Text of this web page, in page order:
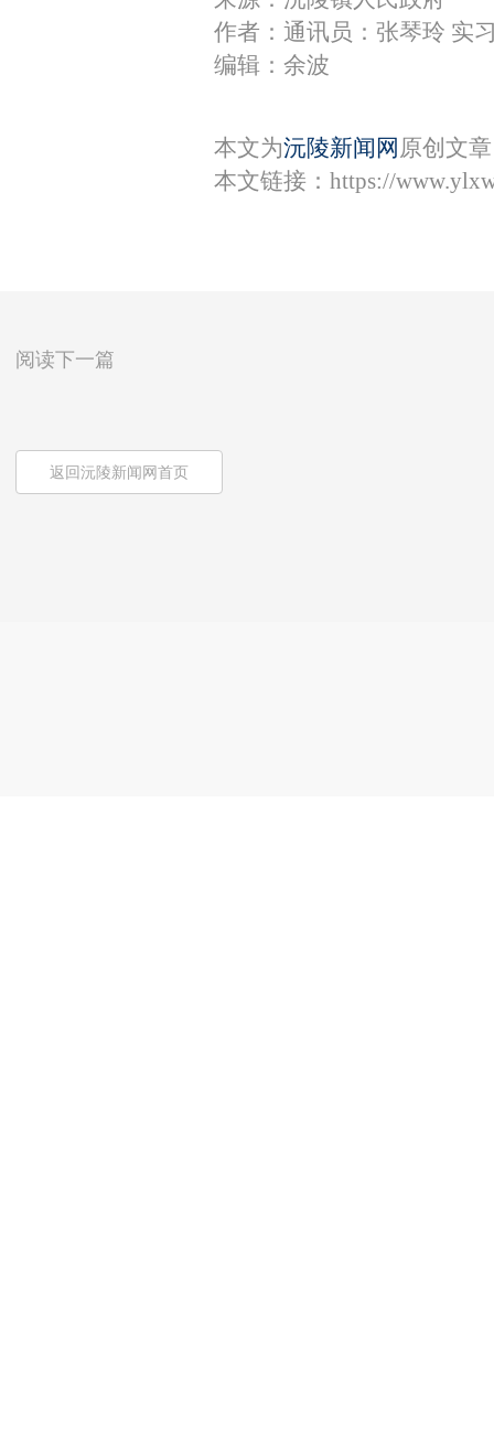
作者：通讯员：张琴玲 实
编辑：余波
本文为沅陵新闻网 原创文
本文链接： https://
阅读下一篇
返回沅陵新闻网首页